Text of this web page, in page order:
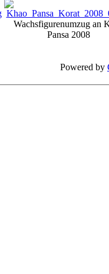
Wachsfigurenumzug an
Pansa 2008
Powered by